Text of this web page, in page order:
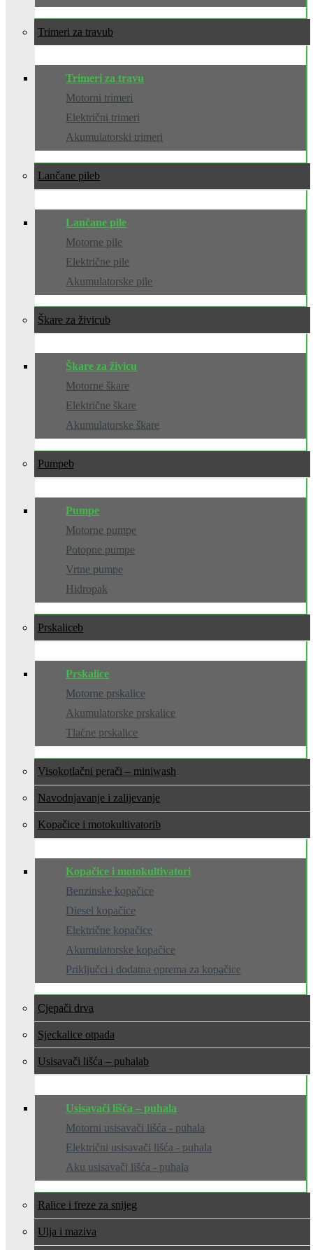
Trimeri za travu
Trimeri za travu
Motorni trimeri
Električni trimeri
Akumulatorski trimeri
Lančane pile
Lančane pile
Motorne pile
Električne pile
Akumulatorske pile
Škare za živicu
Škare za živicu
Motorne škare
Električne škare
Akumulatorske škare
Pumpe
Pumpe
Motorne pumpe
Potopne pumpe
Vrtne pumpe
Hidropak
Prskalice
Prskalice
Motorne prskalice
Akumulatorske prskalice
Tlačne prskalice
Visokotlačni perači – miniwash
Navodnjavanje i zalijevanje
Kopačice i motokultivatori
Kopačice i motokultivatori
Benzinske kopačice
Diesel kopačice
Električne kopačice
Akumulatorske kopačice
Priključci i dodatna oprema za kopačice
Cjepači drva
Sjeckalice otpada
Usisavači lišća – puhala
Usisavači lišća – puhala
Motorni usisavači lišća - puhala
Električni usisavači lišća - puhala
Aku usisavači lišća - puhala
Ralice i freze za snijeg
Ulja i maziva